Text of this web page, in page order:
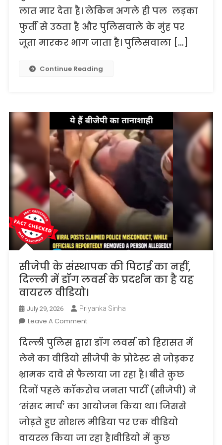
लात मार देता है। लेकिन अगले ही पल लड़का
फुर्ती से उठता है और पुलिसवाले के मुंह पर
जूता मारकर भाग जाता है। पुलिसवाला […]
Continue Reading
सीजेपी के संस्थापक की पिटाई का नहीं,
दिल्ली में डॉग लवर्स के प्रदर्शन का है यह
वायरल वीडियो।
July 29, 2026 Priyanka Sinha
Leave A CommentOn
के
संस्थापक
पिटाई
का
नहीं,
दिल्ली
में
डॉग
दिल्ली पुलिस द्वारा डॉग लवर्स को हिरासत में
लेने का वीडियो सीजेपी के प्रोटेस्ट से जोड़कर
भ्रामक दावे से फैलाया जा रहा है। बीते कुछ
दिनों पहले कॉकरोच जनता पार्टी (सीजेपी) ने
‘संसद मार्च’ का आयोजन किया था। जिससे
जोड़ते हुए सोशल मीडिया पर एक वीडियो
वायरल किया जा रहा है।वीडियो में कुछ